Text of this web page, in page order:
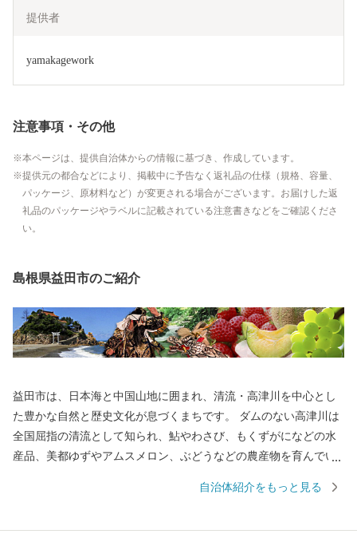
提供者
yamakagework
注意事項・その他
本ページは、提供自治体からの情報に基づき、作成しています。
提供元の都合などにより、掲載中に予告なく返礼品の仕様（規格、容量、
パッケージ、原材料など）が変更される場合がございます。お届けした返
礼品のパッケージやラベルに記載されている注意書きなどをご確認くださ
い。
島根県益田市のご紹介
益田市は、日本海と中国山地に囲まれ、清流・高津川を中心とし
た豊かな自然と歴史文化が息づくまちです。 ダムのない高津川は
全国屈指の清流として知られ、鮎やわさび、もくずがになどの水
産品、美都ゆずやアムスメロン、ぶどうなどの農産物を育んでい
呂」を祀る神社があり、中世の町並みが今も残る文化のまちとし
自治体紹介をもっと見る